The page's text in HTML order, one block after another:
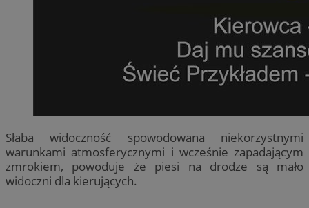
Słaba widoczność spowodowana niekorzystnymi
warunkami atmosferycznymi i wcześnie zapadającym
zmrokiem, powoduje że piesi na drodze są mało
widoczni dla kierujących.